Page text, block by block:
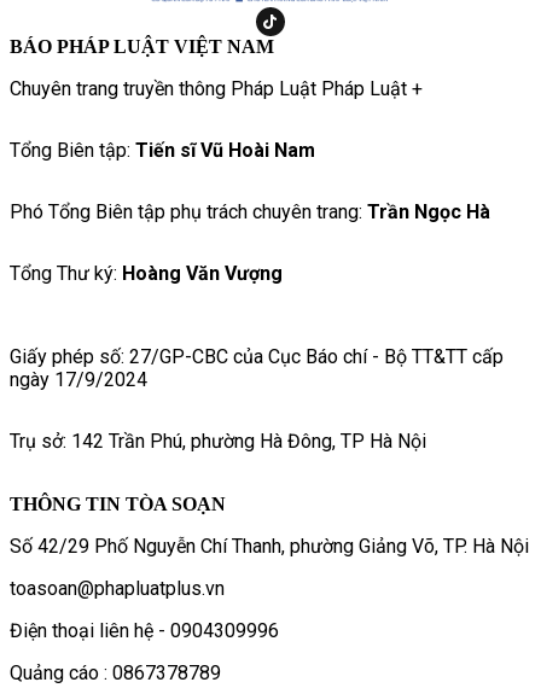
BÁO PHÁP LUẬT VIỆT NAM
Chuyên trang truyền thông Pháp Luật Pháp Luật +
Tổng Biên tập: Tiến sĩ Vũ Hoài Nam
Phó Tổng Biên tập phụ trách chuyên trang: Trần Ngọc Hà
Tổng Thư ký: Hoàng Văn Vượng
Giấy phép số: 27/GP-CBC của Cục Báo chí - Bộ TT&TT cấp
ngày 17/9/2024
Trụ sở: 142 Trần Phú, phường Hà Đông, TP Hà Nội
THÔNG TIN TÒA SOẠN
Số 42/29 Phố Nguyễn Chí Thanh, phường Giảng Võ, TP. Hà Nội
toasoan@phapluatplus.vn
Điện thoại liên hệ - 0904309996
Quảng cáo : 0867378789